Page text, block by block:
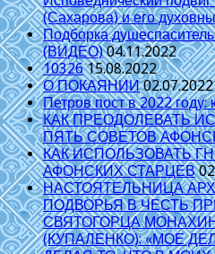
(Сахарова) и его
Подборка
(ВИДЕО) 04.11.2022
10326 15.08.2022
О ПОКАЯНИИ 02.07.2022
Петров пост в 2022 году:
КАК ПРЕОДОЛЕВАТЬ
ПЯТЬ СОВЕТОВ
КАК ИСПОЛЬЗОВАТЬ
АФОНСКИХ СТАРЦЕВ
НАСТОЯТЕЛЬНИЦА
ПОДВОРЬЯ В ЧЕСТЬ
СВЯТОГОРЦА
(КУПАЛЕНКО): «МОЕ